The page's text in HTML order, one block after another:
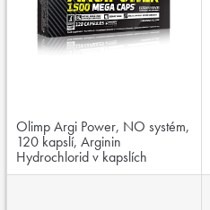
Olimp Argi Power, NO systém,
120 kapslí, Arginin
Hydrochlorid v kapslích